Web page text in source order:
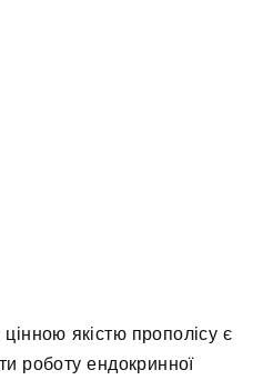
якістю прополісу є
роботу ендокринної